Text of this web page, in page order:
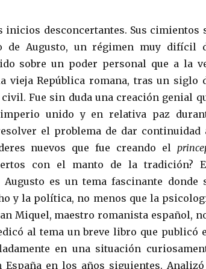
desconcertantes. Sus cimientos
de Augusto, un régimen muy difícil
sobre un poder personal que a la
vieja República romana, tras un siglo
Fue sin duda una creación genial
unido y en relativa paz
el problema de dar continuidad
nuevos que fue creando el
con el manto de la tradición?
es un tema fascinante donde
y la política, no menos que la
Miquel, maestro romanista español,
al tema un breve libro que publicó
en una situación
en los años siguientes.